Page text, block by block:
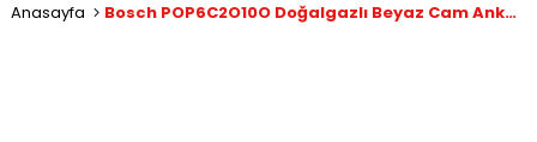
Anasayfa Bosch POP6C2O10O Doğalgazlı Beyaz Cam Ankastre Ocak